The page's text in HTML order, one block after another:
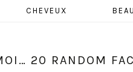
CHEVEUX
20 RANDOM